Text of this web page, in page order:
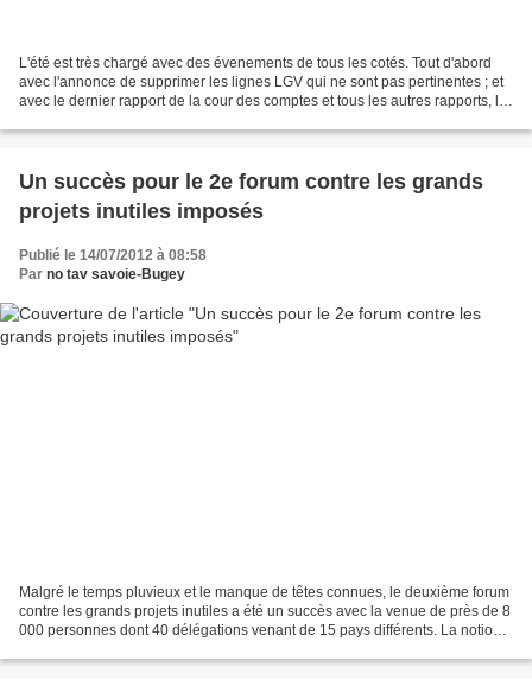
L'été est très chargé avec des évenements de tous les cotés. Tout d'abord
avec l'annonce de supprimer les lignes LGV qui ne sont pas pertinentes ; et
avec le dernier rapport de la cour des comptes et tous les autres rapports, la
Un succès pour le 2e forum contre les grands
projets inutiles imposés
Publié le 14/07/2012 à 08:58
Par no tav savoie-Bugey
Malgré le temps pluvieux et le manque de têtes connues, le deuxième forum
contre les grands projets inutiles a été un succès avec la venue de près de 8
000 personnes dont 40 délégations venant de 15 pays différents. La notion